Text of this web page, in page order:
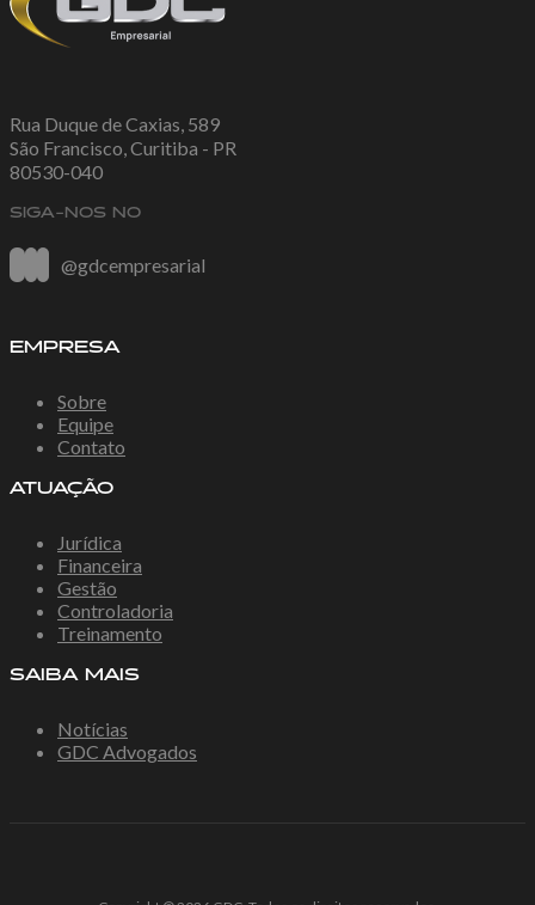
Rua Duque de Caxias, 589
São Francisco, Curitiba - PR
80530-040
SIGA-NOS NO
@gdcempresarial
EMPRESA
Sobre
Equipe
Contato
ATUAÇÃO
Jurídica
Financeira
Gestão
Controladoria
Treinamento
SAIBA MAIS
Notícias
GDC Advogados